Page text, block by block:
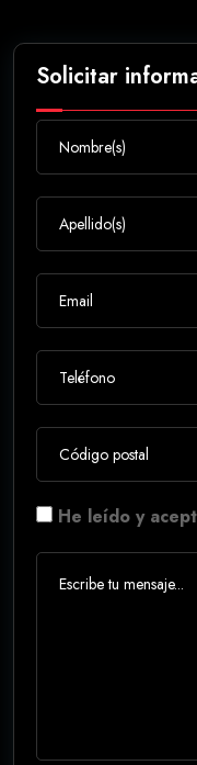
Solicitar
He leído y